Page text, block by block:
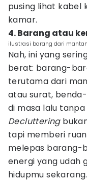
pusing lihat kabel
kamar.
4. Barang atau
ilustrasi barang dari
Nah, ini yang
berat: barang-
terutama dari
atau surat,
di masa lalu tanpa
Decluttering
tapi memberi
melepas barang-
energi yang udah
hidupmu